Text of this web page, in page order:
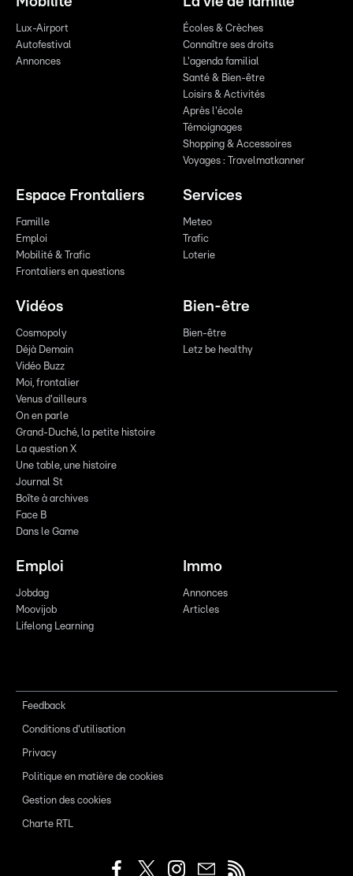
Lux-Airport
Autofestival
Annonces
Écoles & Crèches
Connaître ses droits
L'agenda familial
Santé & Bien-être
Loisirs & Activités
Après l'école
Témoignages
Shopping & Accessoires
Voyages : Travelmatkanner
Espace Frontaliers
Famille
Emploi
Mobilité & Trafic
Frontaliers en questions
Services
Meteo
Trafic
Loterie
Vidéos
Cosmopoly
Déjà Demain
Vidéo Buzz
Moi, frontalier
Venus d'ailleurs
On en parle
Grand-Duché, la petite histoire
La question X
Une table, une histoire
Journal St
Boîte à archives
Face B
Dans le Game
Bien-être
Bien-être
Letz be healthy
Emploi
Jobdag
Moovijob
Lifelong Learning
Immo
Annonces
Articles
Feedback
Conditions d'utilisation
Privacy
Politique en matière de cookies
Gestion des cookies
Charte RTL